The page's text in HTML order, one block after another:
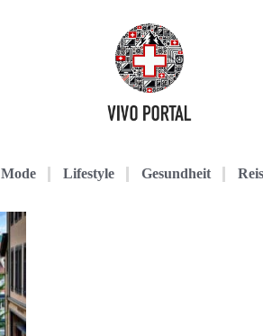
Mode Lifestyle Gesundheit